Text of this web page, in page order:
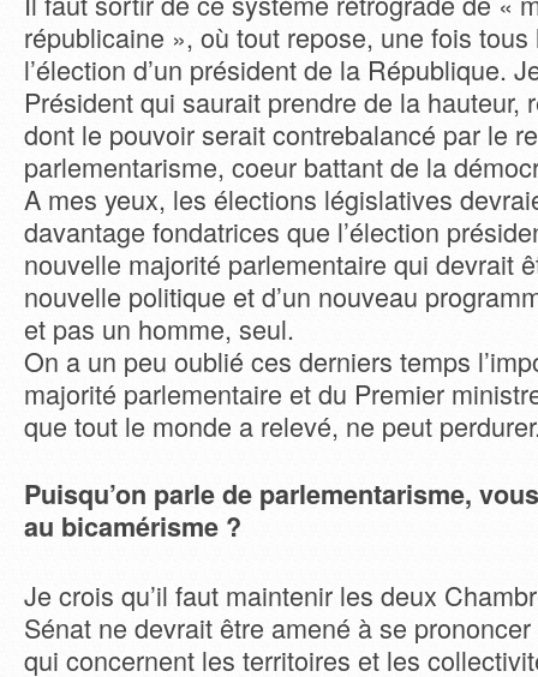
républicaine », où tout repose, une fois
l’élection d’un président de la République.
Président qui saurait prendre de la hauteur,
dont le pouvoir serait contrebalancé par le
parlementarisme, coeur battant de la
A mes yeux, les élections législatives
davantage fondatrices que l’élection
nouvelle majorité parlementaire qui devrait
nouvelle politique et d’un nouveau
et pas un homme, seul.
On a un peu oublié ces derniers temps
majorité parlementaire et du Premier
que tout le monde a relevé, ne peut
Puisqu’on parle de parlementarisme,
au bicamérisme ?
Je crois qu’il faut maintenir les deux
Sénat ne devrait être amené à se
qui concernent les territoires et les